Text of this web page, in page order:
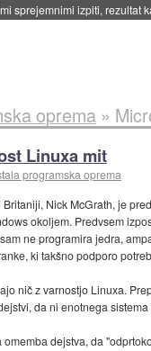
raketo za večkratno
oprema»
Linuxa mit
programska oprema
Nick McGrath, je
okoljem. Predvsem
ne programira jedra,
ki takšno podporo
nič z varnostjo Linuxa.
da ni enotnega
dejstva, da